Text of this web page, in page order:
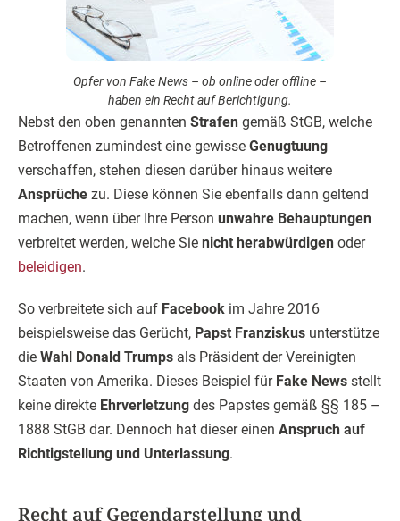
Opfer von Fake News – ob online oder offline –
haben ein Recht auf Berichtigung.
Nebst den oben genannten Strafen gemäß StGB, welche
Betroffenen zumindest eine gewisse Genugtuung
verschaffen, stehen diesen darüber hinaus weitere
Ansprüche zu. Diese können Sie ebenfalls dann geltend
machen, wenn über Ihre Person unwahre Behauptungen
verbreitet werden, welche Sie nicht herabwürdigen oder
beleidigen.
So verbreitete sich auf Facebook im Jahre 2016
beispielsweise das Gerücht, Papst Franziskus unterstütze
die Wahl Donald Trumps als Präsident der Vereinigten
Staaten von Amerika. Dieses Beispiel für Fake News stellt
keine direkte Ehrverletzung des Papstes gemäß §§ 185 –
1888 StGB dar. Dennoch hat dieser einen Anspruch auf
Richtigstellung und Unterlassung.
Recht auf Gegendarstellung und